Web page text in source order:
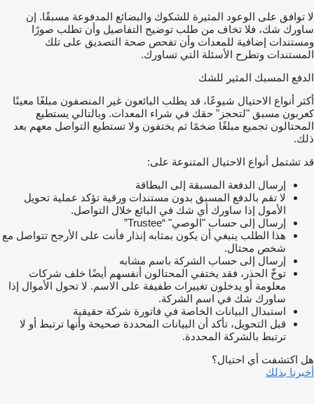
لا توافق على الوعود المثيرة للشكوك والبضائع المدفوعة مسبقًا. إن
ساورك شك، فلا تخاف من طلب توضيح التفاصيل وأن تطلب صورًا
ومستندات إضافية للمعدات وأن تفحص صحة التصديق على تلك
المستندات وتطرح الأسئلة التي تساورك.
الدفع المسبك المثير للشك
أكثر أنواع الاحتيال شيوعًا، قد يطلب البائعون غير المنصفون مبلغًا معينًا
كعربون مسبق "لتحجز" حقك في شراء المعدات. وبالتالي يستطيع
المحتالون تجميع مبلغًا ضخمًا ثم يختفون ولا تستطيع التواصل معهم بعد
ذلك.
قد تشتمل أنواع الاحتيال المتنوعة على:
إرسال الدفعة المسبقة إلى البطاقة
لا تقم بالدفع المسبق بدون مستندات ورقية تؤكد عملية تحويل
الأمول إذا ساورك أي شك في البائع خلال التواصل.
إرسال إلى حساب "الوصي" “Trustee”
هذا الطلب ينبغي أن يكون بمثابه إنذار فأنت على الأرجح تتواصل مع
شخص محتال.
إرسال إلى حساب الشركة باسم مشابه
توخّ الحذر، فقد يختفي المحتالون أنفسهم أيضًا خلف شركات
معلومة أو يدخلون تغييرات طفيفة على الاسم. لا تحول الأموال إذا
ساورك شك في اسم الشركة.
استبدال البيانات الخاصة في فاتورة شركة حقيقية
قبل التحويل، تأكد أن البيانات المحددة صحيحة وأنها ترتبط أو لا
ترتبط بالشركة المحددة.
هل اكتشفت أي احتيال؟
أخبرنا بذلك